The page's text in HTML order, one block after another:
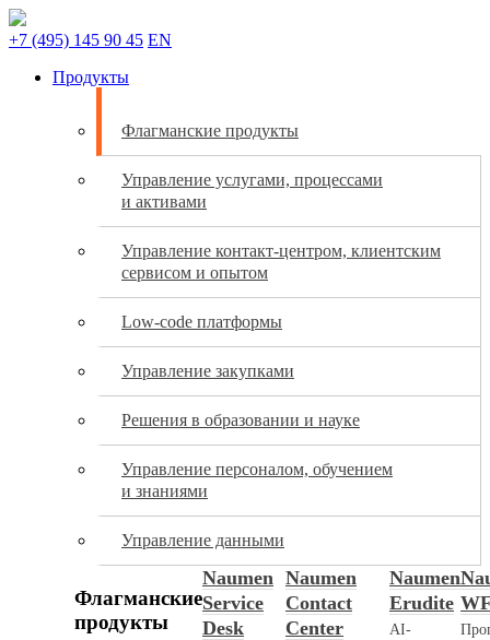
+7 (495) 145 90 45 EN
Продукты
Флагманские продукты
Управление услугами, процессами
и активами
Управление контакт-центром, клиентским
сервисом и опытом
Low-code платформы
Управление закупками
Решения в образовании и науке
Управление персоналом, обучением
и знаниями
Управление данными
Флагманские
продукты
Naumen
Service
Desk
Naumen
Contact
Center
Naumen
Erudite
AI-